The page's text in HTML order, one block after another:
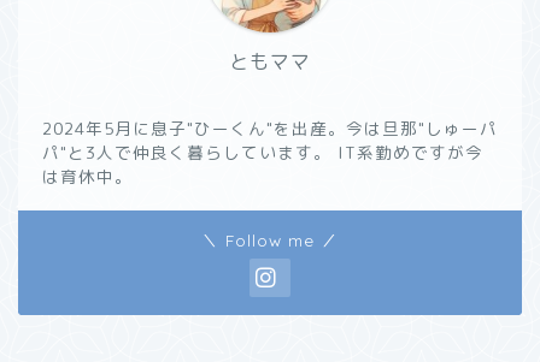
ともママ
2024年5月に息子"ひーくん"を出産。今は旦那"しゅーパ
パ"と3人で仲良く暮らしています。 IT系勤めですが今
は育休中。
＼ Follow me ／